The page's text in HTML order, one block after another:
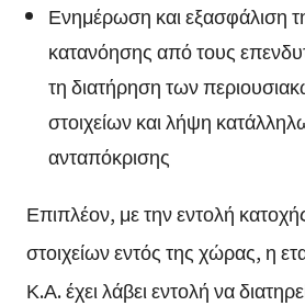
Ενημέρωση και εξασφάλιση
κατανόησης από τους
τη διατήρηση των
στοιχείων και λήψη
ανταπόκρισης
Επιπλέον, με την εντολή
στοιχείων εντός της χώρας, η
Κ.Α. έχει λάβει εντολή να